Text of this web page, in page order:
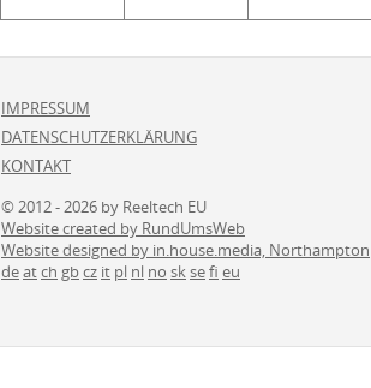
IMPRESSUM
DATENSCHUTZERKLÄRUNG
KONTAKT
© 2012 - 2026 by Reeltech EU
Website created by RundUmsWeb
Website designed by in.house.media, Northampton
deatch gbcz it pl nl no sksefi eu